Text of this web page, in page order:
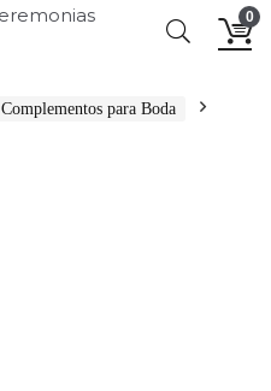
0
Complementos para Boda